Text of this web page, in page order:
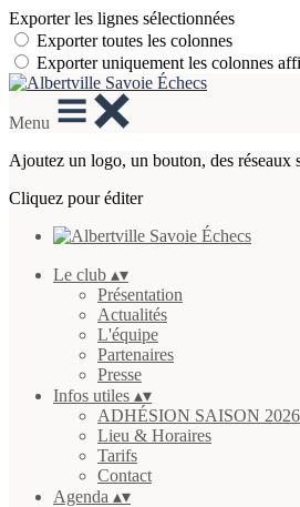
Exporter les lignes sélectionnées
Exporter toutes les colonnes
Exporter uniquement les colonnes
Menu
Ajoutez un logo, un bouton, des réseaux
Cliquez pour éditer
Le club ▴▾
Présentation
Actualités
L'équipe
Partenaires
Presse
Infos utiles ▴▾
ADHÉSION SAISON
Lieu & Horaires
Tarifs
Contact
Agenda ▴▾